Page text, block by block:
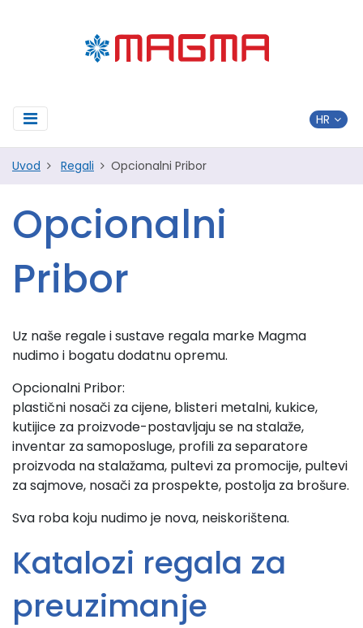
Uvod Regali Opcionalni Pribor
Opcionalni
Pribor
Uz naše regale i sustave regala marke Magma
nudimo i bogatu dodatnu opremu.
Opcionalni Pribor:
plastični nosači za cijene, blisteri metalni, kukice,
kutijice za proizvode-postavljaju se na stalaže,
inventar za samoposluge, profili za separatore
proizvoda na stalažama, pultevi za promocije, pultevi
za sajmove, nosači za prospekte, postolja za brošure.
Sva roba koju nudimo je nova, neiskorištena.
Katalozi regala za
preuzimanje